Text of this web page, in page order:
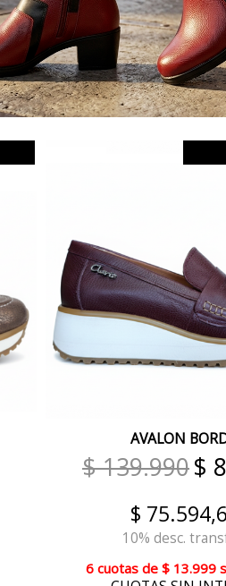
AVALON
$ 139.990$
$
10% desc.
6 cuotasde $ 13.999